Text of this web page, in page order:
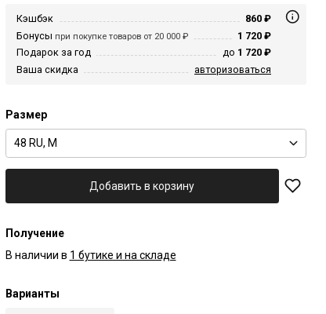
Кэшбэк
860 ₽
Бонусы при покупке товаров от 20 000 ₽
1 720 ₽
Подарок за год
до 1 720 ₽
Ваша скидка
авторизоваться
Размер
48 RU, M
Добавить в корзину
Получение
В наличии в 1 бутике и на складе
Варианты